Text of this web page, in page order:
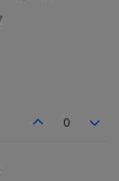
und drücke
habe.
0